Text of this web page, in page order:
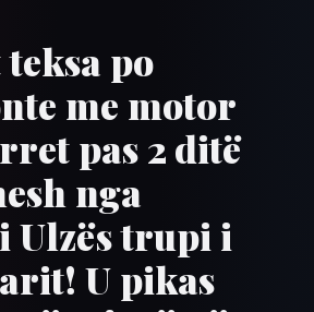
po
me motor
pas 2 ditë
nga
Ulzës trupi i
U pikas